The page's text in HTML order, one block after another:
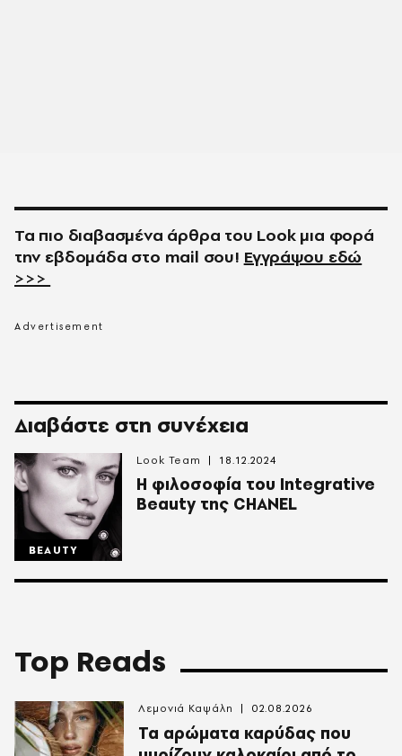
Τα πιο διαβασμένα άρθρα του Look μια φορά
την εβδομάδα στο mail σου! Εγγράψου εδώ
>>>
Διαβάστε στη συνέχεια
BEAUTY
Η φιλοσοφία του Integrative
Beauty της CHANEL
Look Team 18.12.2024
Top Reads
Τα αρώματα καρύδας που
Λεμονιά Καψάλη 02.08.2026